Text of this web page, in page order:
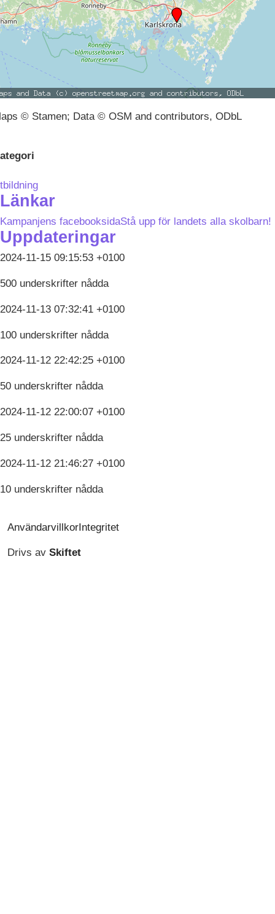
© Stamen; Data © OSM and contributors, ODbL
Länkar
Kampanjens facebooksidaStå upp för landets alla skolbarn!
Uppdateringar
2024-11-15 09:15:53 +0100
500 underskrifter nådda
2024-11-13 07:32:41 +0100
100 underskrifter nådda
2024-11-12 22:42:25 +0100
50 underskrifter nådda
2024-11-12 22:00:07 +0100
25 underskrifter nådda
2024-11-12 21:46:27 +0100
10 underskrifter nådda
Användarvillkor Integritet
Drivs av Skiftet